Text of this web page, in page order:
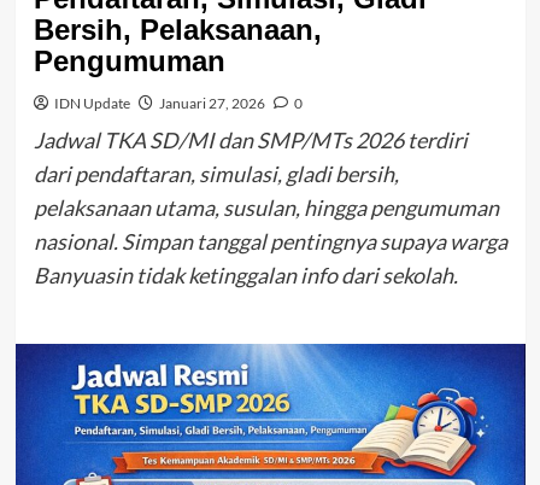
Bersih, Pelaksanaan,
Pengumuman
IDN Update Januari 27, 2026 0
Jadwal TKA SD/MI dan SMP/MTs 2026 terdiri
dari pendaftaran, simulasi, gladi bersih,
pelaksanaan utama, susulan, hingga pengumuman
nasional. Simpan tanggal pentingnya supaya warga
Banyuasin tidak ketinggalan info dari sekolah.